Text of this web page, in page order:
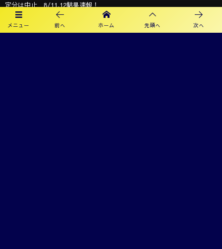
メニュー 前へ ホーム 先頭へ 次へ
定分は中止 8/11.12結果速報！
2026年度 第40回大文字杯少年サッカー大会 U-12 (福岡) 組合せ掲載！
8/8,9結果速報！